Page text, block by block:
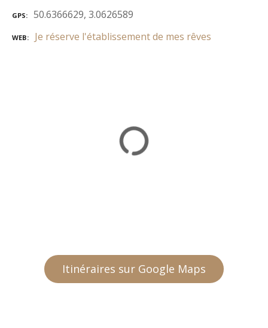
GPS 50.6366629, 3.0626589
WEB Je réserve l'établissement de mes rêves
Itinéraires sur Google Maps